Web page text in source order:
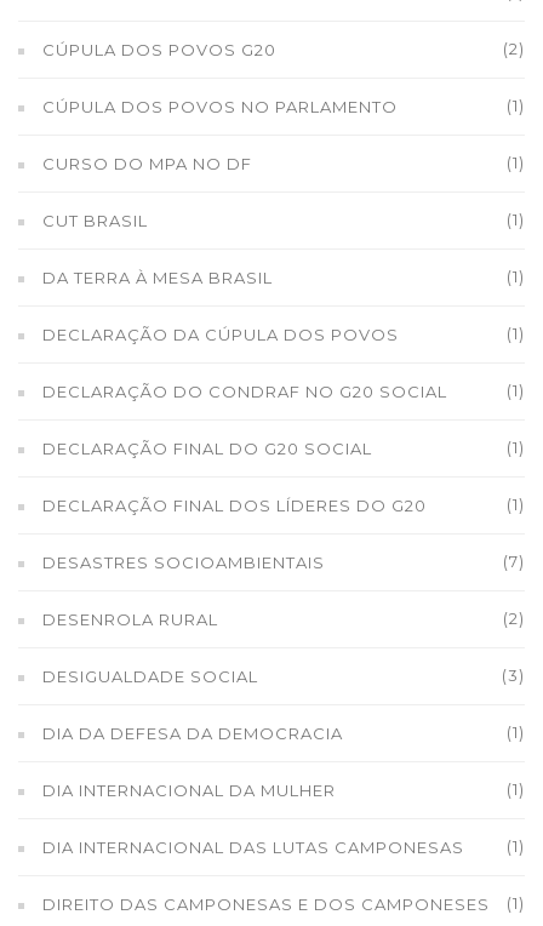
CÚPULA DOS POVOS G20 (2)
CÚPULA DOS POVOS NO PARLAMENTO (1)
CURSO DO MPA NO DF (1)
CUT BRASIL (1)
DA TERRA À MESA BRASIL (1)
DECLARAÇÃO DA CÚPULA DOS POVOS (1)
DECLARAÇÃO DO CONDRAF NO G20 SOCIAL (1)
DECLARAÇÃO FINAL DO G20 SOCIAL (1)
DECLARAÇÃO FINAL DOS LÍDERES DO G20 (1)
DESASTRES SOCIOAMBIENTAIS (7)
DESENROLA RURAL (2)
DESIGUALDADE SOCIAL (3)
DIA DA DEFESA DA DEMOCRACIA (1)
DIA INTERNACIONAL DA MULHER (1)
DIA INTERNACIONAL DAS LUTAS CAMPONESAS (1)
DIREITO DAS CAMPONESAS E DOS CAMPONESES (1)